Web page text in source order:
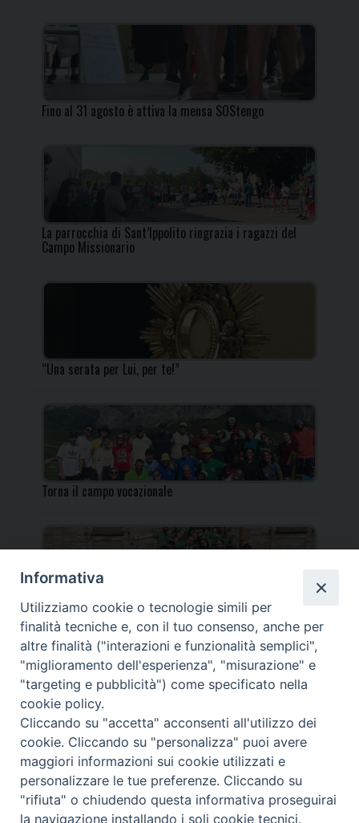
Fino al 31 agosto è attiva la mensa SOStengo
La parrocchia di Sant’Ippolito ringrazia i ragazzi del
Campo Missionario
“Una serata per Lui, per te!”
Torna il campo vocazionale
Torna il Campo Missionario Diocesano
_____________________________________________________
_____________________________
DIOCESI DI FANO FOSSOMBRONE CAGLI PERGOLA | Via Roma,
118 - 61032 FANO (PU) |
Tel. 0721 803737 o 826044 | Cod. Fiscale 90003900413
Note legali| Privacy
Informativa
Utilizziamo cookie o tecnologie simili per
finalità tecniche e, con il tuo consenso, anche per
altre finalità ("interazioni e funzionalità semplici",
"miglioramento dell'esperienza", "misurazione" e
"targeting e pubblicità") come specificato nella
cookie policy.
Cliccando su "accetta" acconsenti all'utilizzo dei
cookie. Cliccando su "personalizza" puoi avere
maggiori informazioni sui cookie utilizzati e
personalizzare le tue preferenze. Cliccando su
"rifiuta" o chiudendo questa informativa proseguirai
la navigazione installando i soli cookie tecnici.